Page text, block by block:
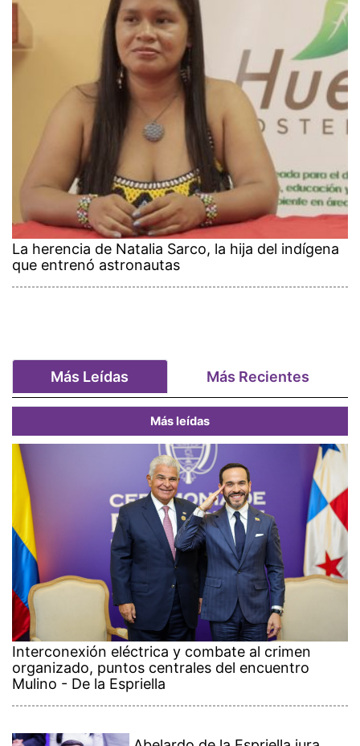
La herencia de Natalia Sarco, la hija del indígena
que entrenó astronautas
Más Leídas Más Recientes
Más leídas
Interconexión eléctrica y combate al crimen
organizado, puntos centrales del encuentro
Mulino - De la Espriella